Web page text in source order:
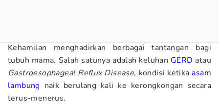
Kehamilan menghadirkan berbagai tantangan bagi
tubuh mama. Salah satunya adalah keluhan GERD atau
Gastroesophageal Reflux Disease, kondisi ketikaasam
lambung naik berulang kali ke kerongkongan secara
terus-menerus.